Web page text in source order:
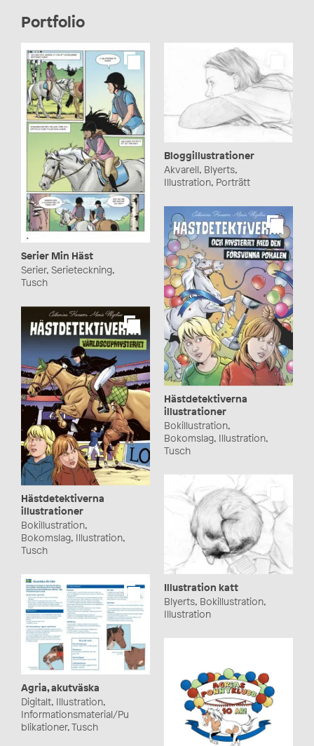
Portfolio
Serier Min Häst
Serier, Serieteckning,
Tusch
Bloggillustrationer
Akvarell, Blyerts,
Illustration, Porträtt
Hästdetektiverna
illustrationer
Bokillustration,
Bokomslag, Illustration,
Tusch
Hästdetektiverna
illustrationer
Bokillustration,
Bokomslag, Illustration,
Tusch
Illustration katt
Blyerts, Bokillustration,
Illustration
Agria, akutväska
Digitalt, Illustration,
Informationsmaterial/Pu
blikationer, Tusch